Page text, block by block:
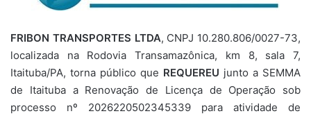
FRIBON TRANSPORTES LTDA, CNPJ 10.280.806/0027-73,
localizada na Rodovia Transamazônica, km 8, sala 7,
Itaituba/PA, torna público que REQUEREU junto a SEMMA
de Itaituba a Renovação de Licença de Operação sob
processo nº 2026220502345339 para atividade de